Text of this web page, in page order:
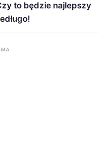
to będzie najlepszy